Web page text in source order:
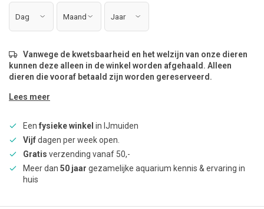
Vanwege de kwetsbaarheid en het welzijn van onze dieren
kunnen deze alleen in de winkel worden afgehaald. Alleen
dieren die vooraf betaald zijn worden gereserveerd.
Lees meer
Een fysieke winkel in IJmuiden
Vijfdagen per week open.
Gratis verzending vanaf 50,-
Meer dan 50 jaar gezamelijke aquarium kennis & ervaring in
huis